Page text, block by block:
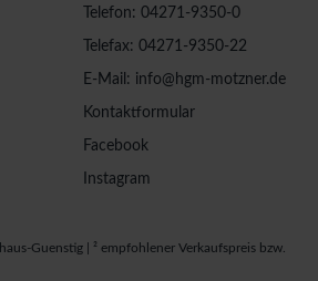
Telefon: 04271-9350-0
Telefax: 04271-9350-22
E-Mail: info@hgm-motzner.de
Kontaktformular
Facebook
Instagram
Guenstig | ² empfohlener Verkaufspreis bzw.